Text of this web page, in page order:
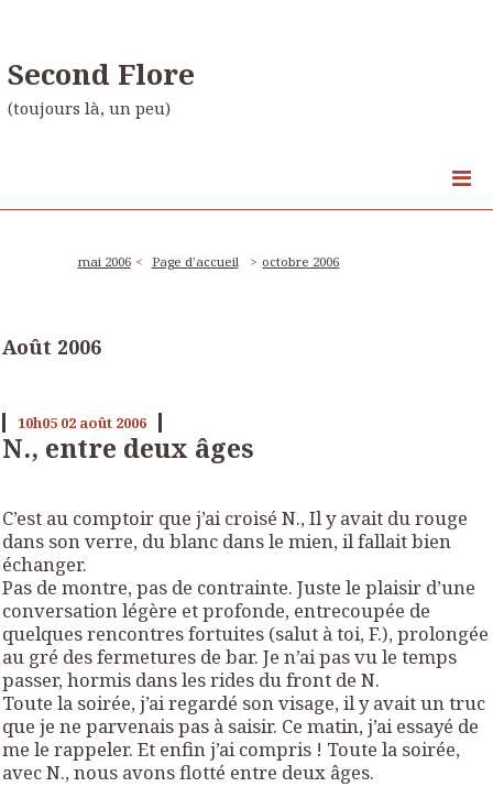
Second Flore
(toujours là, un peu)
mai 2006 Page d'accueil octobre 2006
Août 2006
10h05 02 août 2006
N., entre deux âges
C’est au comptoir que j’ai croisé N., Il y avait du rouge
dans son verre, du blanc dans le mien, il fallait bien
échanger.
Pas de montre, pas de contrainte. Juste le plaisir d’une
conversation légère et profonde, entrecoupée de
quelques rencontres fortuites (salut à toi, F.), prolongée
au gré des fermetures de bar. Je n’ai pas vu le temps
passer, hormis dans les rides du front de N.
Toute la soirée, j’ai regardé son visage, il y avait un truc
que je ne parvenais pas à saisir. Ce matin, j’ai essayé de
me le rappeler. Et enfin j’ai compris ! Toute la soirée,
avec N., nous avons flotté entre deux âges.